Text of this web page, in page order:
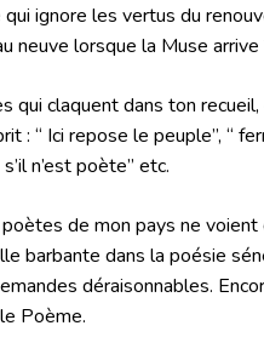
qui ignore les vertus du
neuve lorsque la Muse arrive
qui claquent dans ton
: “ Ici repose le peuple”, “
n’est poète” etc.
de mon pays ne
barbante dans la poésie
déraisonnables.
Poème.